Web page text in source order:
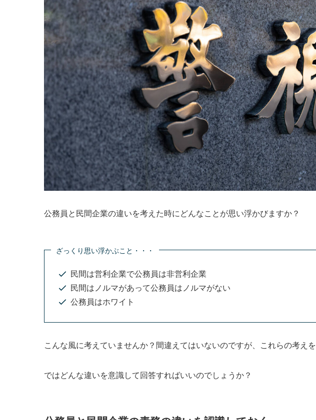
公務員と民間企業の違いを考えた時にどんなことが思い浮かびますか？
ざっくり思い浮かぶこと・・・
民間は営利企業で公務員は非営利企業
民間はノルマがあって公務員はノルマがない
公務員はホワイト
こんな風に考えていませんか？間違えてはいないのですが、これらの考えを
ではどんな違いを意識して回答すればいいのでしょうか？